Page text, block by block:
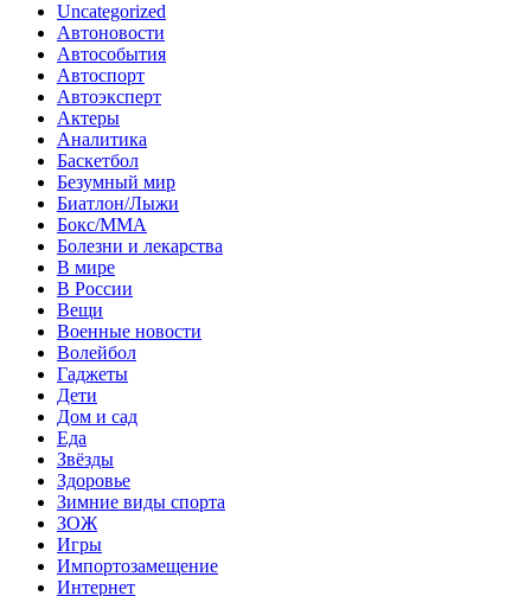
Uncategorized
Автоновости
Автособытия
Автоспорт
Автоэксперт
Актеры
Аналитика
Баскетбол
Безумный мир
Биатлон/Лыжи
Бокс/MMA
Болезни и лекарства
В мире
В России
Вещи
Военные новости
Волейбол
Гаджеты
Дети
Дом и сад
Еда
Звёзды
Здоровье
Зимние виды спорта
ЗОЖ
Игры
Импортозамещение
Интернет